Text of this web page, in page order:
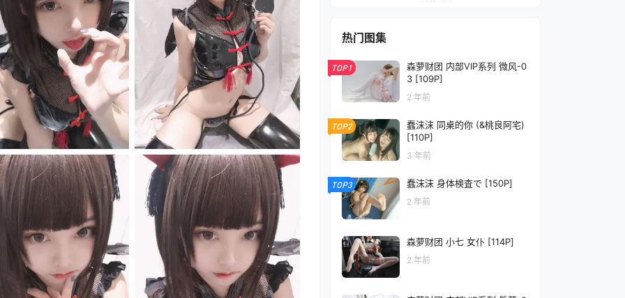
热门图集
TOP1
森萝财团 内部VIP系列 微风-0
3 [109P]
2 年前
TOP2
蠢沫沫 同桌的你 (&桃良阿宅)
[110P]
3 年前
TOP3 蠢沫沫 身体検査で [150P]
2 年前
森萝财团 小七 女仆 [114P]
2 年前